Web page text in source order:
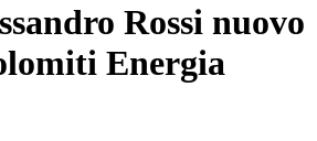
Rossi nuovo
Energia